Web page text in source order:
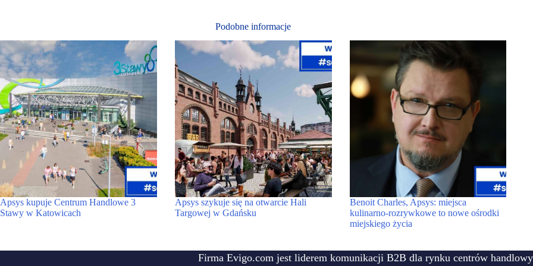
Podobne informacje
Apsys kupuje Centrum Handlowe 3
Stawy w Katowicach
Apsys szykuje się na otwarcie Hali
Targowej w Gdańsku
Benoit Charles, Apsys: miejsca
kulinarno-rozrywkowe to nowe ośrodki
miejskiego życia
Firma Evigo.com jest liderem komunikacji B2B dla rynku centrów